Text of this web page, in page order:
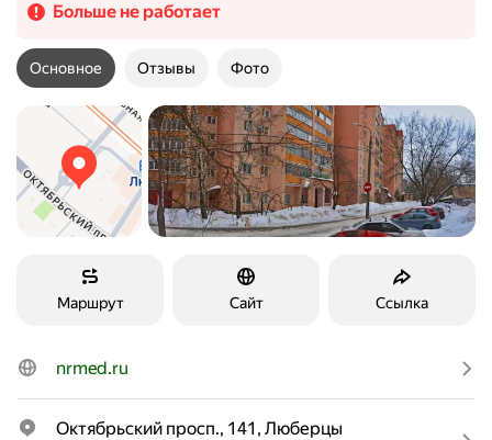
Больше не работает
Основное Отзывы Фото
Маршрут Сайт Ссылка
nrmed.ru
Октябрьский просп., 141, Люберцы